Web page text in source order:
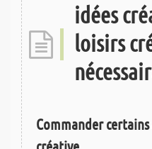
idées
loisirs
Commander